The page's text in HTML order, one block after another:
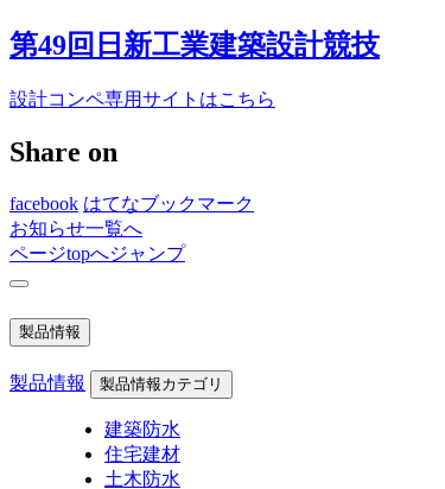
第49回日新工業建築設計競技
設計コンペ専用サイトはこちら
Share on
facebook はてなブックマーク
お知らせ一覧へ
ページtopへジャンプ
製品情報
製品情報 製品情報カテゴリ
建築防水
住宅建材
土木防水